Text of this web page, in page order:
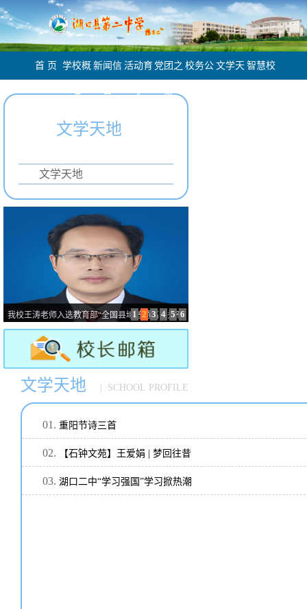
首 页 学校概
况
新闻信
息
活动育
人
党团之
家
校务公 文学天 智慧校
文学天地
文学天地
我校王涛老师入选教育部“全国县域普通高中头雁
教师岗位计划”
1 2 3 4 5 6
文学天地 | SCHOOL PROFILE
重阳节诗三首
【石钟文苑】王爱娟 | 梦回往昔
湖口二中“学习强国”学习掀热潮